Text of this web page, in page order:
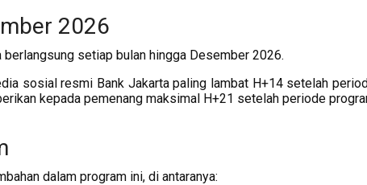
2026
setiap bulan hingga Desember 2026.
sosial resmi Bank Jakarta paling lambat H+14 setelah
kepada pemenang maksimal H+21 setelah periode
dalam program ini, di antaranya: